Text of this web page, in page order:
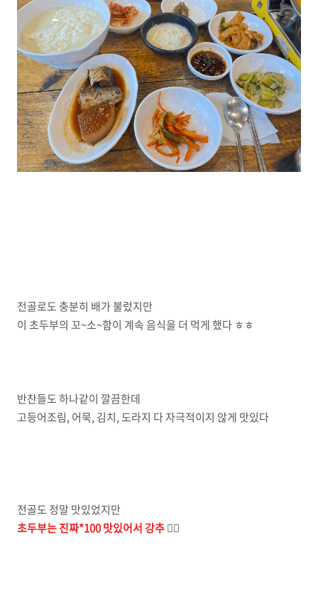
전골로도 충분히 배가 불렀지만
이 초두부의 꼬~소~함이 계속 음식을 더 먹게 했다 ㅎㅎ
반찬들도 하나같이 깔끔한데
고등어조림, 어묵, 김치, 도라지 다 자극적이지 않게 맛있다
전골도 정말 맛있었지만
초두부는 진짜*100 맛있어서 강추🙋‍♀️